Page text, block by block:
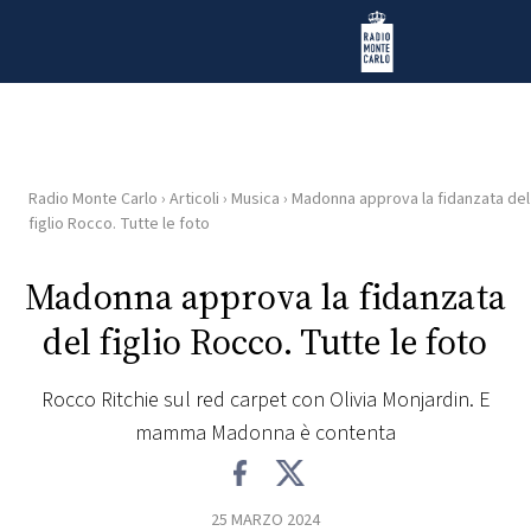
Radio Monte Carlo
HOME
RADIO
WEB
PLAYLIST
Radio Monte Carlo › Articoli › Musica › Madonna approva la fidanzata del
figlio Rocco. Tutte le foto
Madonna approva la fidanzata
del figlio Rocco. Tutte le foto
Rocco Ritchie sul red carpet con Olivia Monjardin. E
mamma Madonna è contenta
25 MARZO 2024